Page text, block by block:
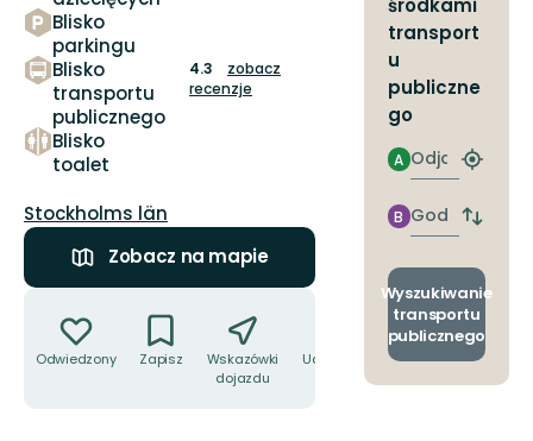
Blisko
parkingu
Blisko
transportu
publicznego
Blisko
toalet
4.3
zobacz
recenzje
Województwo:
Stockholms län
Zobacz na mapie
Odwiedzony Zapisz
Wskazówki
dojazdu
Udostępnij
środkami
transport
u
publiczne
go
Odjazd
A
Znajdź
Godzinie
przyjazdu
B
Zmiana
i
Wyszukiwanie
transportu
publicznego